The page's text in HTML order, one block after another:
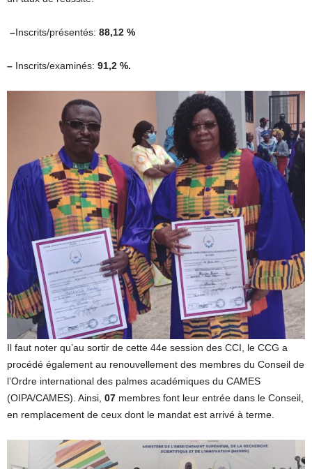
–Inscrits/présentés: 88,12 %
– Inscrits/examinés: 91,2 %.
Il faut noter qu’au sortir de cette 44e session des CCI, le CCG a
procédé également au renouvellement des membres du Conseil de
l’Ordre international des palmes académiques du CAMES
(OIPA/CAMES). Ainsi, 07 membres font leur entrée dans le Conseil,
en remplacement de ceux dont le mandat est arrivé à terme.